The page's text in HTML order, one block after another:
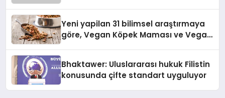
Yeni yapilan 31 bilimsel araştırmaya
göre, Vegan Köpek Maması ve Vegan
Bhaktawer: Uluslararası hukuk Filistin
konusunda çifte standart uyguluyor